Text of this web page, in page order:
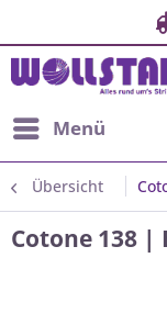
Menü
Übersicht
Cotone 138 |